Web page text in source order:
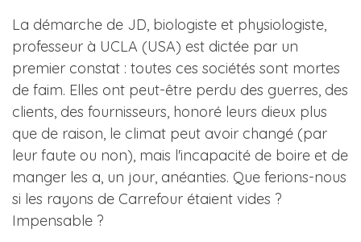
La démarche de JD, biologiste et physiologiste,
professeur à UCLA (USA) est dictée par un
premier constat : toutes ces sociétés sont mortes
de faim. Elles ont peut-être perdu des guerres, des
clients, des fournisseurs, honoré leurs dieux plus
que de raison, le climat peut avoir changé (par
leur faute ou non), mais l'incapacité de boire et de
manger les a, un jour, anéanties. Que ferions-nous
si les rayons de Carrefour étaient vides ?
Impensable ?